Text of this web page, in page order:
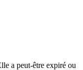
a peut-être expiré ou